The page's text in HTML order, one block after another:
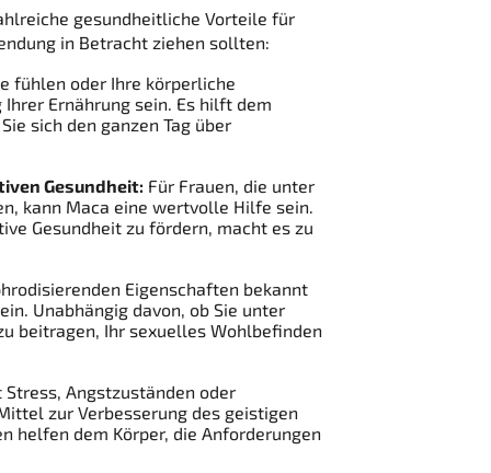
gesundheitliche Vorteile für
in Betracht ziehen sollten:
fühlen oder Ihre körperliche
Ernährung sein. Es hilft dem
sich den ganzen Tag über
Gesundheit: Für Frauen, die unter
kann Maca eine wertvolle Hilfe sein.
Gesundheit zu fördern, macht es zu
Eigenschaften bekannt
Unabhängig davon, ob Sie unter
beitragen, Ihr sexuelles Wohlbefinden
Angstzuständen oder
zur Verbesserung des geistigen
helfen dem Körper, die Anforderungen